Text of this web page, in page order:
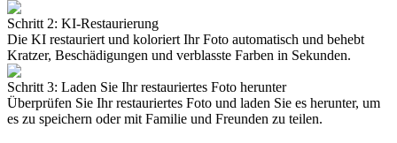
Schritt 2: KI-Restaurierung
Die KI restauriert und koloriert Ihr Foto automatisch und behebt
Kratzer, Beschädigungen und verblasste Farben in Sekunden.
Schritt 3: Laden Sie Ihr restauriertes Foto herunter
Überprüfen Sie Ihr restauriertes Foto und laden Sie es herunter, um
es zu speichern oder mit Familie und Freunden zu teilen.